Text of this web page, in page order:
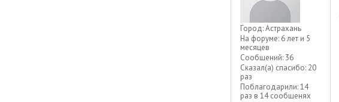
Город:Астрахань
На форуме: 6 лет и 5
месяцев
Сообщений: 36
Сказал(а) спасибо: 20
раз
Поблагодарили:14
раз в 14 сообщенях